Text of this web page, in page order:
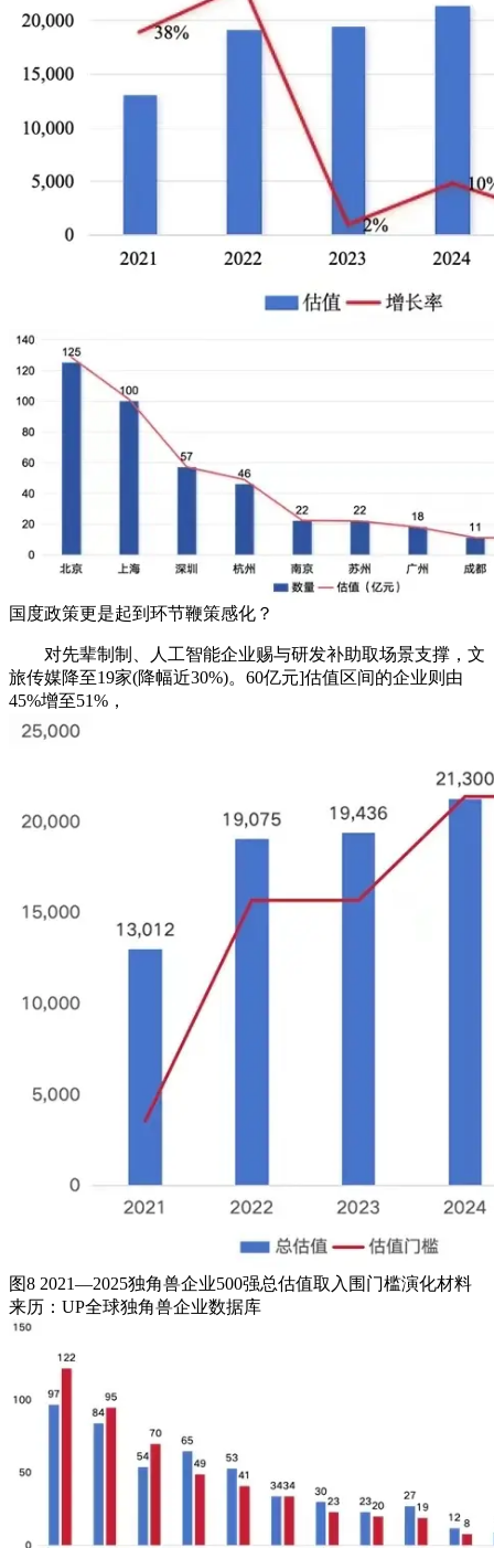
国度政策更是起到环节鞭策感化？
对先辈制制、人工智能企业赐与研发补助取场景支撑，文
旅传媒降至19家(降幅近30%)。60亿元]估值区间的企业则由
45%增至51%，
图8 2021—2025独角兽企业500强总估值取入围门槛演化材料
来历：UP全球独角兽企业数据库